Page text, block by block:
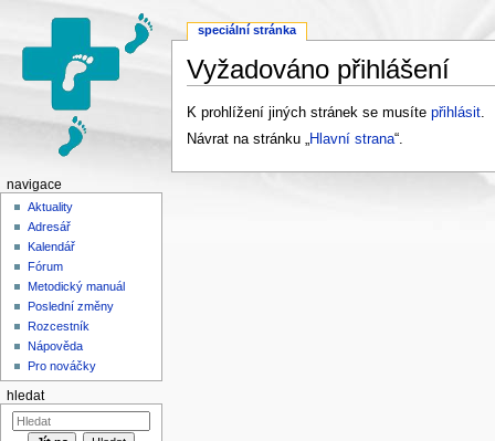
Vyžadováno přihlášení
K prohlížení jiných stránek se musíte přihlásit.
Návrat na stránku „Hlavní strana“.
speciální stránka
navigace
Aktuality
Adresář
Kalendář
Fórum
Metodický manuál
Poslední změny
Rozcestník
Nápověda
Pro nováčky
hledat